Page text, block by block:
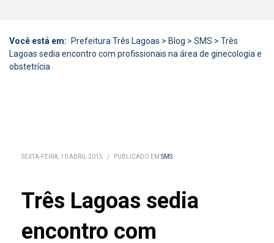
Você está em: Prefeitura Três Lagoas > Blog > SMS > Três
Lagoas sedia encontro com profissionais na área de ginecologia e
obstetrícia
SEXTA-FEIRA, 10 ABRIL 2015 / PUBLICADO EM SMS
Três Lagoas sedia
encontro com